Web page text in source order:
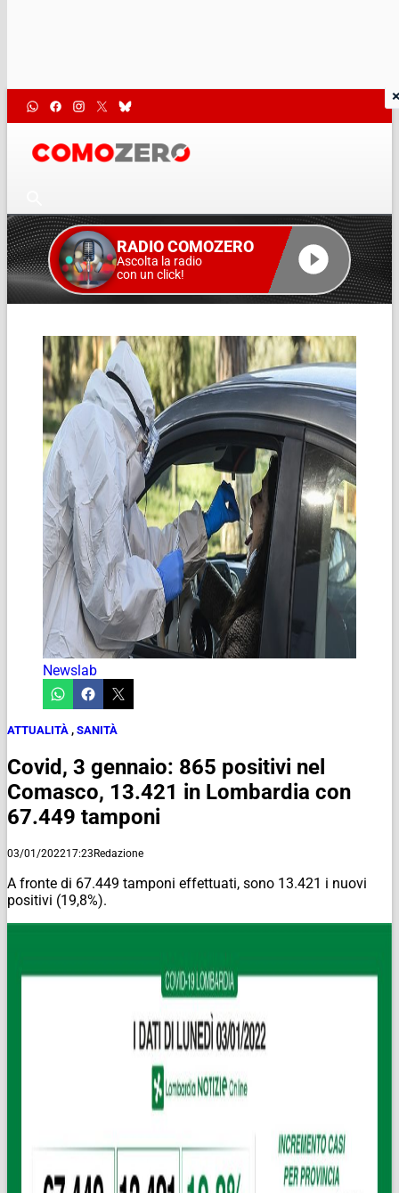
RADIO COMOZERO
Ascolta la radio
con un click!
Newslab
ATTUALITÀ , SANITÀ
Covid, 3 gennaio: 865 positivi nel
Comasco, 13.421 in Lombardia con
67.449 tamponi
03/01/202217:23Redazione
A fronte di 67.449 tamponi effettuati, sono 13.421 i nuovi
positivi (19,8%).